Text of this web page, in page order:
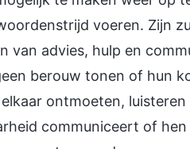
voeren. Zijn
van advies, hulp en
berouw tonen of hun
ontmoeten,
communiceert of